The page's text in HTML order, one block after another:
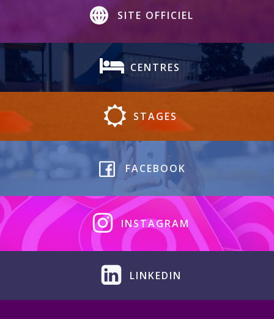
SITE OFFICIEL
CENTRES
STAGES
FACEBOOK
INSTAGRAM
LINKEDIN